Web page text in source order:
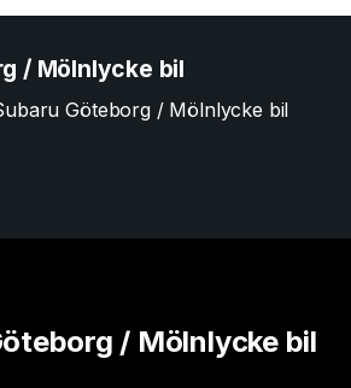
/ Mölnlycke bil
Göteborg / Mölnlycke bil
/ Mölnlycke bil